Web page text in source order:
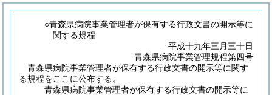
○青森県病院事業管理者が保有する行政文書の開示等に
関する規程
平成十九年三月三十日
青森県病院事業管理規程第四号
青森県病院事業管理者が保有する行政文書の開示等に関す
る規程をここに公布する。
青森県病院事業管理者が保有する行政文書の開示等に